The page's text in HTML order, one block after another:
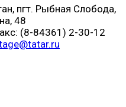
пгт. Рыбная Слобода,
48
(8-84361) 2-30-12